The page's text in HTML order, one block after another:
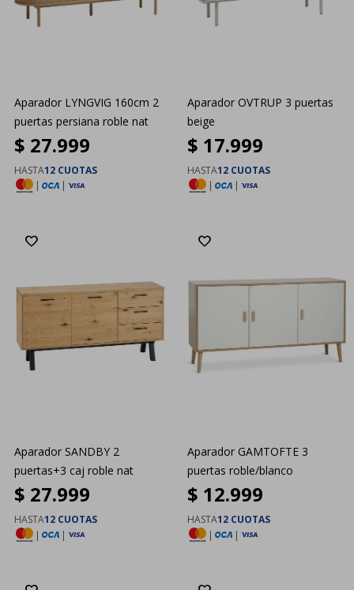
Aparador LYNGVIG 160cm 2
puertas persiana roble nat
$ 27.999
HASTA12 CUOTAS
|
|
Aparador OVTRUP 3 puertas
beige
$ 17.999
HASTA12 CUOTAS
|
|
Aparador SANDBY 2
puertas+3 caj roble nat
$ 27.999
HASTA12 CUOTAS
|
|
Aparador GAMTOFTE 3
puertas roble/blanco
$ 12.999
HASTA12 CUOTAS
|
|